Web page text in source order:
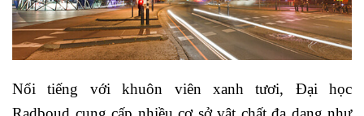
Nổi tiếng với khuôn viên xanh tươi, Đại học